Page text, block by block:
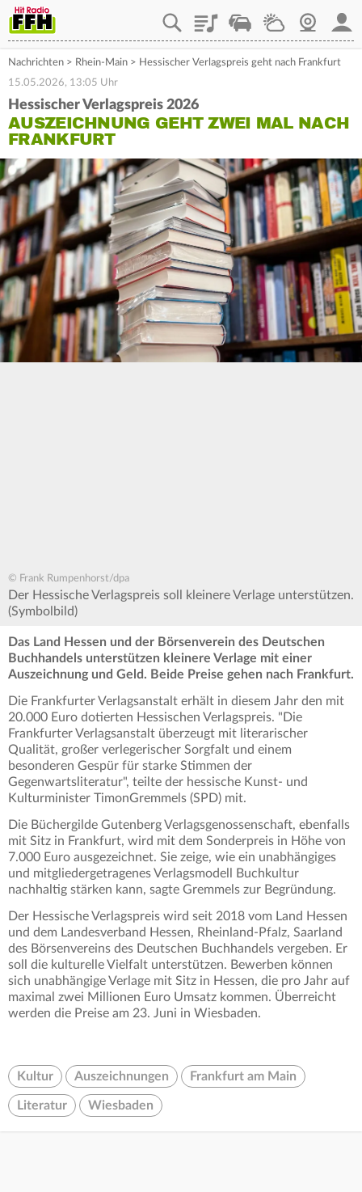
PlaylistStaupilotWetterWebcam
Nachrichten > Rhein-Main > Hessischer Verlagspreis geht nach Frankfurt
15.05.2026, 13:05 Uhr
Hessischer Verlagspreis 2026
AUSZEICHNUNG GEHT ZWEI MAL NACH
FRANKFURT
© Frank Rumpenhorst/dpa
Der Hessische Verlagspreis soll kleinere Verlage unterstützen.
(Symbolbild)
Das Land Hessen und der Börsenverein des Deutschen
Buchhandels unterstützen kleinere Verlage mit einer
Auszeichnung und Geld. Beide Preise gehen nach Frankfurt.
Die Frankfurter Verlagsanstalt erhält in diesem Jahr den mit
20.000 Euro dotierten Hessischen Verlagspreis. "Die
Frankfurter Verlagsanstalt überzeugt mit literarischer
Qualität, großer verlegerischer Sorgfalt und einem
besonderen Gespür für starke Stimmen der
Gegenwartsliteratur", teilte der hessische Kunst- und
Kulturminister TimonGremmels (SPD) mit.
Die Büchergilde Gutenberg Verlagsgenossenschaft, ebenfalls
mit Sitz in Frankfurt, wird mit dem Sonderpreis in Höhe von
7.000 Euro ausgezeichnet. Sie zeige, wie ein unabhängiges
und mitgliedergetragenes Verlagsmodell Buchkultur
nachhaltig stärken kann, sagte Gremmels zur Begründung.
Der Hessische Verlagspreis wird seit 2018 vom Land Hessen
und dem Landesverband Hessen, Rheinland-Pfalz, Saarland
des Börsenvereins des Deutschen Buchhandels vergeben. Er
soll die kulturelle Vielfalt unterstützen. Bewerben können
sich unabhängige Verlage mit Sitz in Hessen, die pro Jahr auf
maximal zwei Millionen Euro Umsatz kommen. Überreicht
werden die Preise am 23. Juni in Wiesbaden.
Kultur Auszeichnungen Frankfurt am Main
Literatur Wiesbaden